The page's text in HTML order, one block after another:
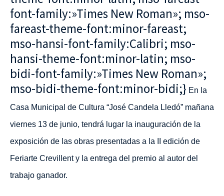
font-family:»Times New Roman»; mso-
fareast-theme-font:minor-fareast;
mso-hansi-font-family:Calibri; mso-
hansi-theme-font:minor-latin; mso-
bidi-font-family:»Times New Roman»;
mso-bidi-theme-font:minor-bidi;} En la
Casa Municipal de Cultura “José Candela Lledó” mañana
viernes 13 de junio, tendrá lugar la inauguración de la
exposición de las obras presentadas a la II edición de
Feriarte Crevillent y la entrega del premio al autor del
trabajo ganador.